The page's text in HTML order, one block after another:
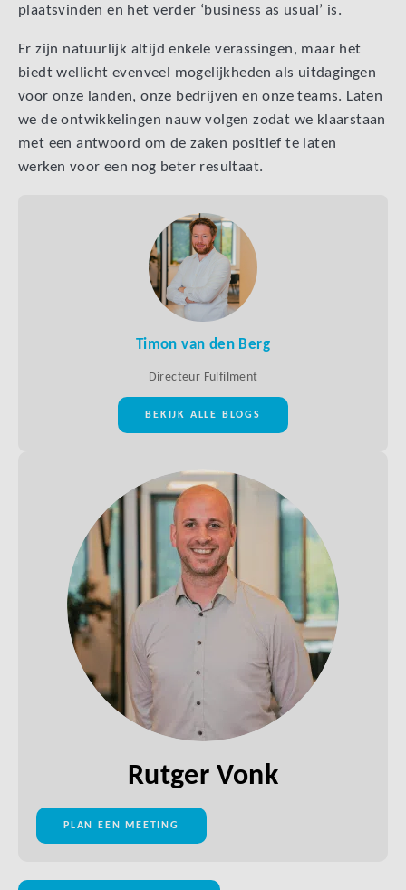
plaatsvinden en het verder ‘business as usual’ is.
Er zijn natuurlijk altijd enkele verassingen, maar het
biedt wellicht evenveel mogelijkheden als uitdagingen
voor onze landen, onze bedrijven en onze teams. Laten
we de ontwikkelingen nauw volgen zodat we klaarstaan
met een antwoord om de zaken positief te laten
werken voor een nog beter resultaat.
Timon van den Berg
Directeur Fulfilment
BEKIJK ALLE BLOGS
Rutger Vonk
PLAN EEN MEETING